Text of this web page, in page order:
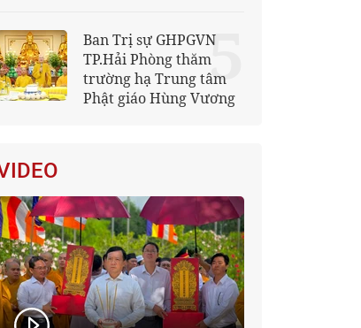
Ban Trị sự GHPGVN
TP.Hải Phòng thăm
trường hạ Trung tâm
Phật giáo Hùng Vương
5